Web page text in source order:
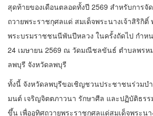
สุดท้ายของเดือนตลอดทั้งปี 2569 สำหรับการ
ถวายพระราชกุศลแด่ สมเด็จพระนางเจ้าสิริกิ
พระบรมราชชนนีพันปีหลวง ในครั้งถัดไป กำ
24 เมษายน 2569 ณ วัดมณีชลขันธ์ ตำบลพรหม
ลพบุรี จังหวัดลพบุรี
ทั้งนี้ จังหวัดลพบุรีขอเชิญชวนประชาชนร่วมบ
มนต์ เจริญจิตตภาวนา รักษาศีล และปฏิบัติธร
ขึ้น เพื่ออุทิศถวายพระราชกุศลแด่สมเด็จพระนา